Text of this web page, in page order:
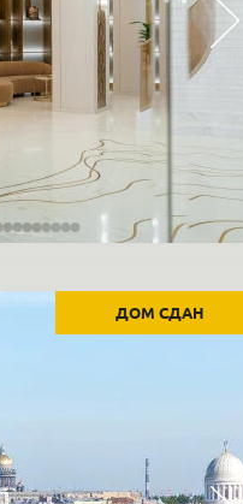
ДОМ СДАН